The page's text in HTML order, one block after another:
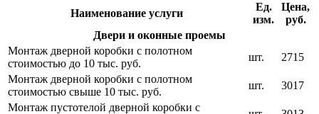
Наименование услуги
Ед.
изм.
Цена,
руб.
Двери и оконные проемы
Монтаж дверной коробки с полотном
стоимостью до 10 тыс. руб.
шт.
2715
Монтаж дверной коробки с полотном
стоимостью свыше 10 тыс. руб.
шт.
3017
Монтаж пустотелой дверной коробки с